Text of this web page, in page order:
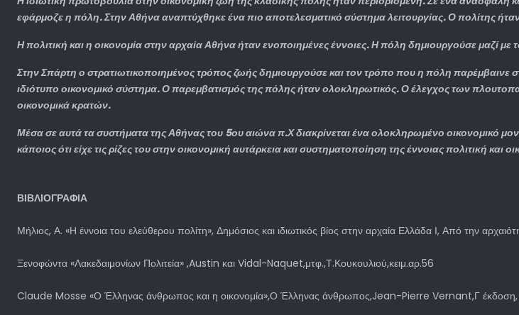
εφάρμοζε η πόλη. Στην Αθήνα αναπτύχθηκε ένα πιο αποτελεσματικό σύστημα λειτουργίας. Ο πολίτης ήταν
Η πολιτική και η οικονομία στην αρχαία Αθήνα ήταν ενοποιημένες έννοιες. Η πόλη δημιουργούσε μαζί
Στην Σπάρτη ο στρατιωτικοποιημένος τρόπος ζωής δημιουργούσε και τον τρόπο που η πόλη
ιδιότυπο οικονομικό σύστημα. Ο παρεμβατισμός της πόλης ήταν ολοκληρωτικός. Ο έλεγχος των
οικονομικά κρατών.
Μέσα σε αυτά τα συστήματα της Αθήνας του 5ου αιώνα π.Χ διακρίνεται ένα ολοκληρωμένο οικονομικό
κάποιος ότι είχε τις ρίζες του στην οικονομική αυτάρκεια και συστηματοποίηση της έννοιας πολιτική και
ΒΙΒΛΙΟΓΡΑΦΙΑ
Μήλιος, Α. «Η έννοια του ελεύθερου πολίτη», Δημόσιος και ιδιωτικός βίος στην αρχαία Ελλάδα Ι, Από την
Ξενοφώντα «Λακεδαιμονίων Πολιτεία» ,Austin και Vidal-Naquet,μτφ.,Τ.Κουκουλιού,κειμ.αρ.56
Claude Mosse «Ο Έλληνας άνθρωπος και η οικονομία»,Ο Έλληνας άνθρωπος,Jean-Pierre Vernant,Γ